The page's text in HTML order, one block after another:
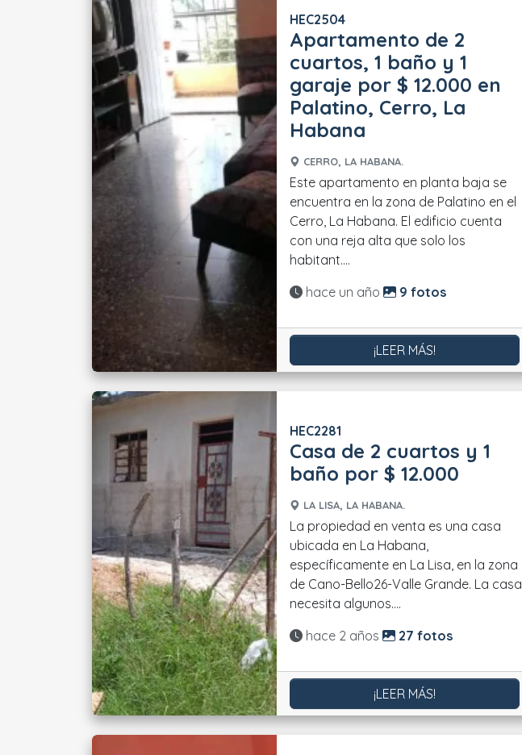
HEC2504
Apartamento de 2
cuartos, 1 baño y 1
garaje por $ 12.000 en
Palatino, Cerro, La
Habana
CERRO, LA HABANA.
Este apartamento en planta baja se
encuentra en la zona de Palatino en el
Cerro, La Habana. El edificio cuenta
con una reja alta que solo los
habitant....
Actualizado:
hace un año 9 fotos
¡LEER MÁS!
HEC2281
Casa de 2 cuartos y 1
baño por $ 12.000
LA LISA, LA HABANA.
La propiedad en venta es una casa
ubicada en La Habana,
específicamente en La Lisa, en la zona
de Cano-Bello26-Valle Grande. La casa
necesita algunos....
Actualizado:
hace 2 años 27 fotos
¡LEER MÁS!